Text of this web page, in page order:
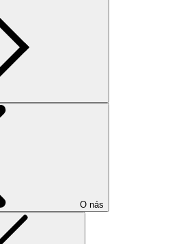
O nás